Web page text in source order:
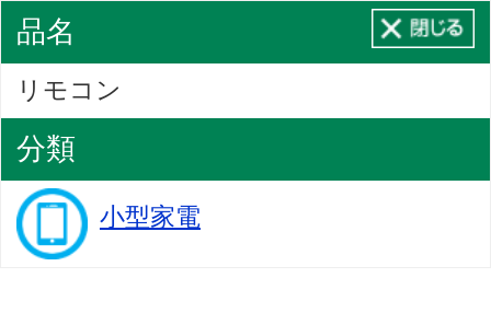
品名
リモコン
分類
小型家電